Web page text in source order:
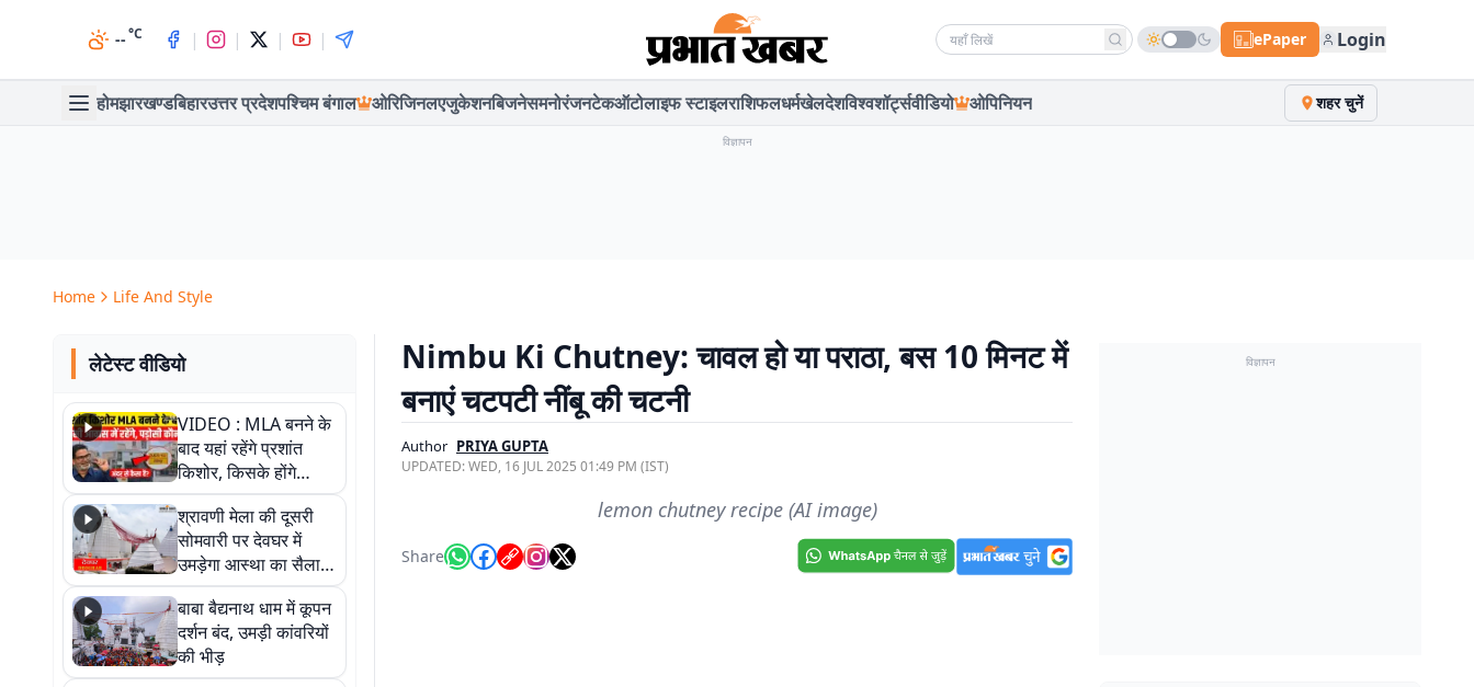
--°C | | | | Search news ePaper Login
होमझारखण्डबिहारउत्तर प्रदेशपश्चिम बंगाल ओरिजिनलएजुकेशनबिजनेसमनोरंजनटेकऑटोलाइफ स्टाइलराशिफलधर्मखेलदेशविश्वशॉर्ट्सवीडियो ओपिनियन शहर चुनें
विज्ञापन
Home Life And Style
लेटेस्ट वीडियो
VIDEO : MLA बनने के
बाद यहां रहेंगे प्रशांत
किशोर, किसके होंगे
पड़ोसी? वीडियो में देखिए
कैसा है पीके का नया
ठिकाना
श्रावणी मेला की दूसरी
सोमवारी पर देवघर में
उमड़ेगा आस्था का सैलाब,
तीन लाख से अधिक
श्रद्धालुओं के पहुंचने का
अनुमान
बाबा बैद्यनाथ धाम में कूपन
दर्शन बंद, उमड़ी कांवरियों
की भीड़
Nimbu Ki Chutney: चावल हो या पराठा, बस 10 मिनट में
बनाएं चटपटी नींबू की चटनी
Author PRIYA GUPTA
UPDATED:WED, 16 JUL 2025 01:49 PM (IST)
lemon chutney recipe (AI image)
Share
विज्ञापन